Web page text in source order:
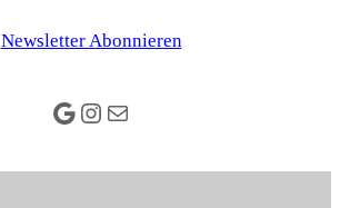
Newsletter Abonnieren
Google
Instagram
E-Mail